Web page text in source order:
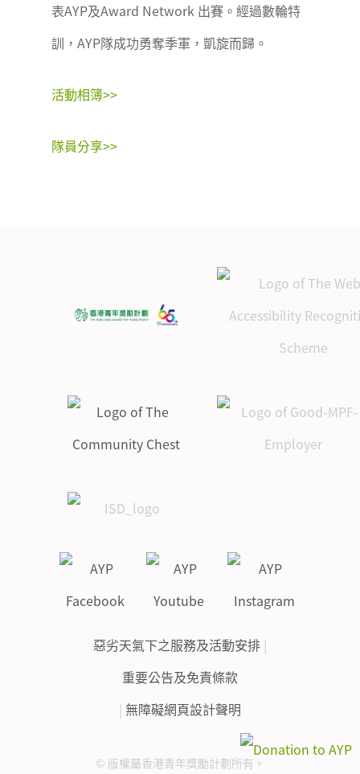
表AYP及Award Network 出賽。經過數輪特
訓，AYP隊成功勇奪季軍，凱旋而歸。
活動相簿>>
隊員分享>>
惡劣天氣下之服務及活動安排 |
重要公告及免責條款
| 無障礙網頁設計聲明
© 版權屬香港青年獎勵計劃所有。